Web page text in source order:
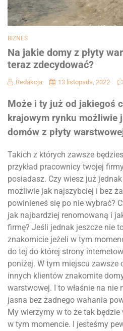
BIZNES
Na jakie domy z płyty
teraz zdecydować?
Redakcja 13 listopada, 2022
Może i ty już od jakiegoś
krajowym rynku możliwie
domów z płyty
Takich z których zawsze
przykład pracownicy twojej
posiadasz. Czy wiesz już
możliwie jak najszybciej i bez
powinieneś się po nie wybrać?
jak najbardziej renomowaną i
firmę? Jeśli jednak jeszcze nie
znakomicie jeżeli w tym
do tej do której strony
poniżej. W tym miejscu zawsze
innych klientów znakomite
warstwowej. I to właśnie na nie
jasna bez żadnego wahania
My wierzymy w to że tak
w tym momencie. I jesteśmy